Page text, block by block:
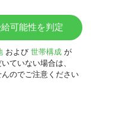
可能性を判定
および 世帯構成 が
ていない場合は、
のでご注意ください